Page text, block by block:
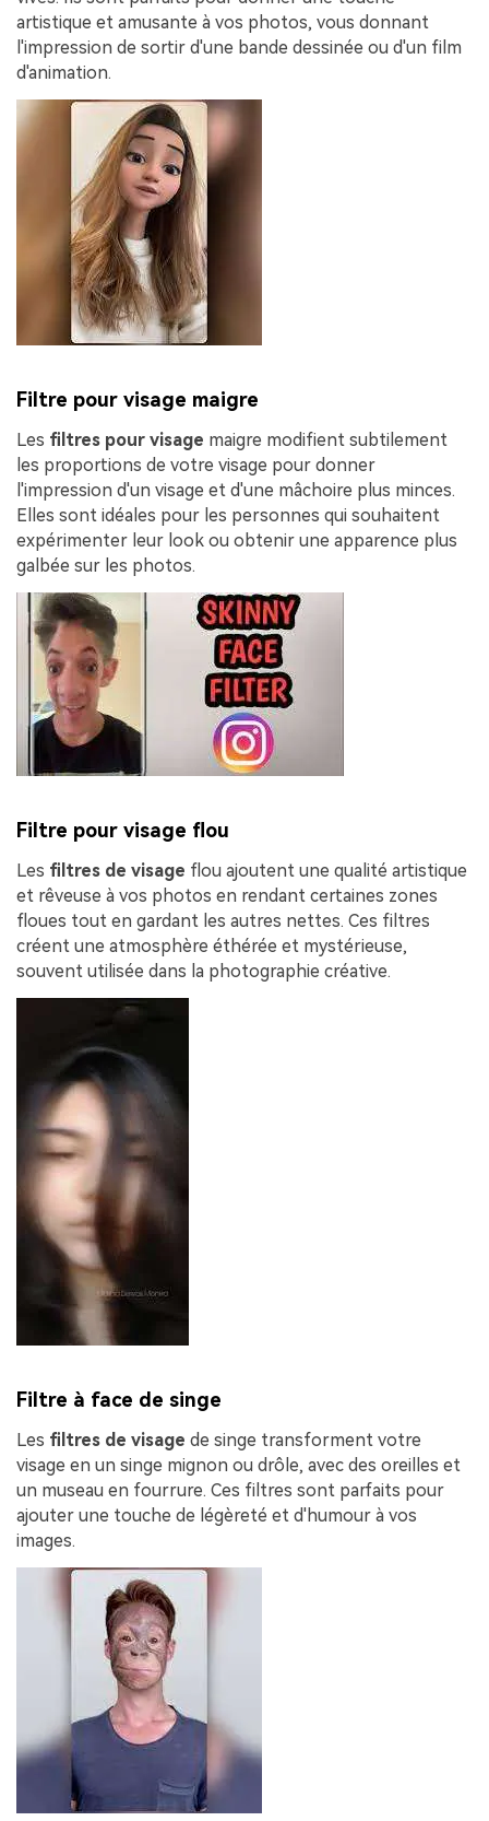
artistique et amusante à vos photos, vous donnant
l'impression de sortir d'une bande dessinée ou d'un film
d'animation.
Filtre pour visage maigre
Les filtres pour visage maigre modifient subtilement
les proportions de votre visage pour donner
l'impression d'un visage et d'une mâchoire plus minces.
Elles sont idéales pour les personnes qui souhaitent
expérimenter leur look ou obtenir une apparence plus
galbée sur les photos.
Filtre pour visage flou
Les filtres de visage flou ajoutent une qualité artistique
et rêveuse à vos photos en rendant certaines zones
floues tout en gardant les autres nettes. Ces filtres
créent une atmosphère éthérée et mystérieuse,
souvent utilisée dans la photographie créative.
Filtre à face de singe
Les filtres de visage de singe transforment votre
visage en un singe mignon ou drôle, avec des oreilles et
un museau en fourrure. Ces filtres sont parfaits pour
ajouter une touche de légèreté et d'humour à vos
images.